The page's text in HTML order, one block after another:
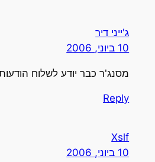
ג'ייני דיר
10 ביוני, 2006
מסנג'ר כבר יודע לשלוח הודעות
Reply
Xslf
10 ביוני, 2006